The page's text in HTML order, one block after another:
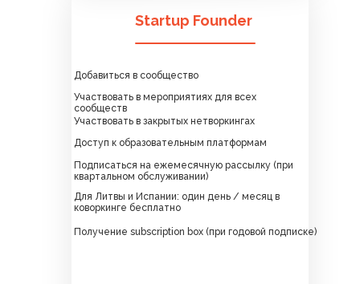
Добавиться в сообщество
Startup Founder
Участвовать в мероприятиях для всех
сообществ
Участвовать в закрытых нетворкингах
Доступ к образовательным платформам
Подписаться на ежемесячную рассылку (при
квартальном обслуживании)
Для Литвы и Испании: один день / месяц в
коворкинге бесплатно
Получение subscription box (при годовой подписке)